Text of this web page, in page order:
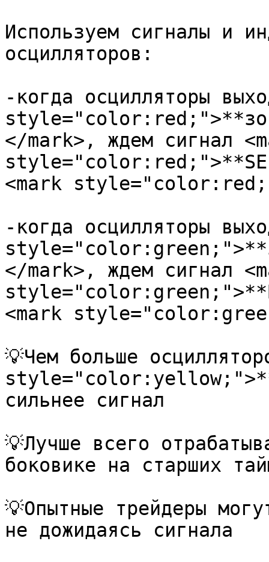
Используем сигналы и
осцилляторов:
-когда осцилляторы
</mark>, ждем сигнал
<mark
-когда осцилляторы
</mark>, ждем сигнал
<mark
💡Чем больше
сильнее сигнал
💡Лучше всего
боковике на старших
💡Опытные трейдеры
не дожидаясь сигнала